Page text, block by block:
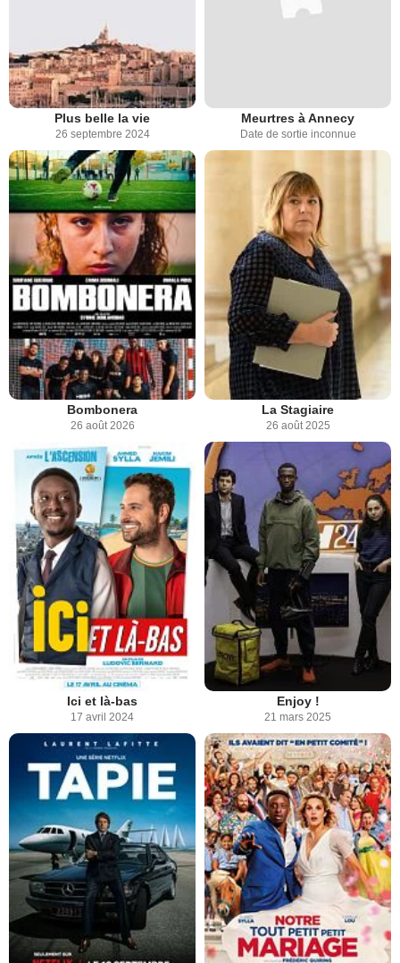
Plus belle la vie
26 septembre 2024
Meurtres à Annecy
Date de sortie inconnue
Bombonera
26 août 2026
La Stagiaire
26 août 2025
Ici et là-bas
17 avril 2024
Enjoy !
21 mars 2025